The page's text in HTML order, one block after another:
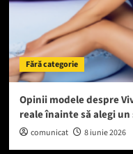
Fără categorie
Opinii modele despre
reale înainte să alegi
comunicat 8 iunie 2026